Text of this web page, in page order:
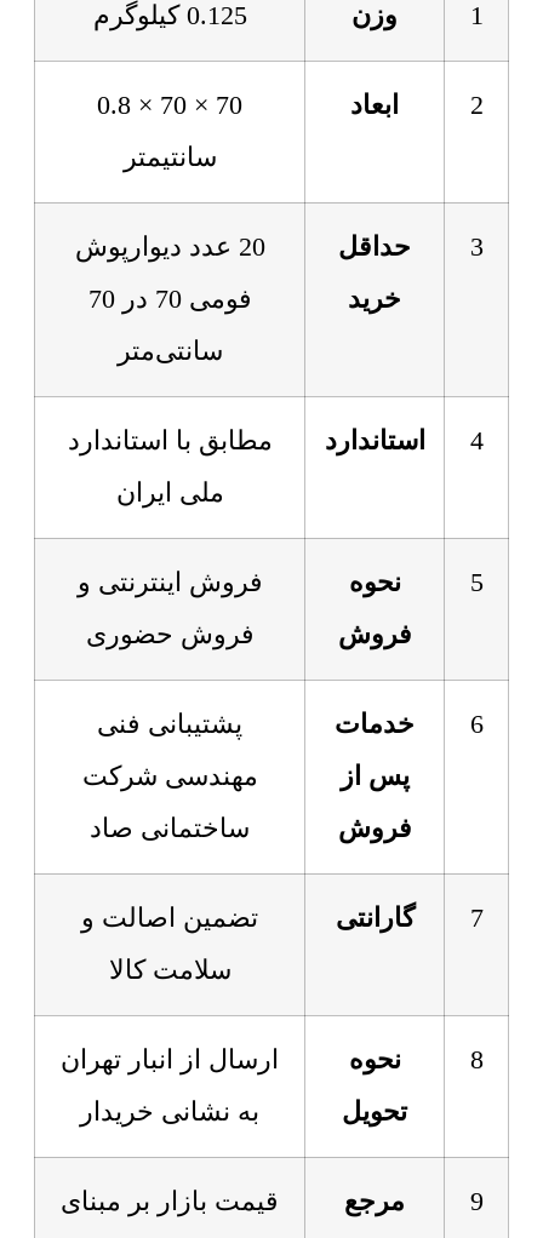
1 وزن 0.125 کیلوگرم
2 ابعاد
70 × 70 × 0.8
سانتیمتر
3
حداقل
خرید
20 عدد دیوارپوش
فومی 70 در 70
سانتی‌متر
4 استاندارد
مطابق با استاندارد
ملی ایران
5
نحوه
فروش
فروش اینترنتی و
فروش حضوری
6
خدمات
پس از
فروش
پشتیبانی فنی
مهندسی شرکت
ساختمانی صاد
7 گارانتی
تضمین اصالت و
سلامت کالا
8
نحوه
تحویل
ارسال از انبار تهران
به نشانی خریدار
9
مرجع
قیمت بازار بر مبنای